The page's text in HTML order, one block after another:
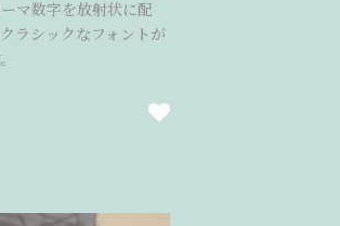
マ数字を放射状に配
ラシックなフォントが